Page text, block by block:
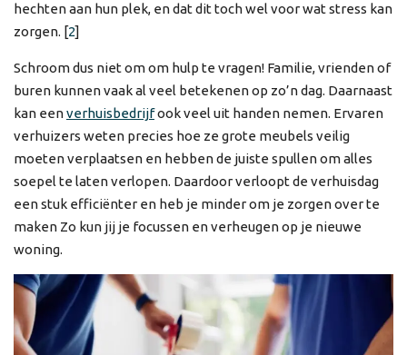
hechten aan hun plek, en dat dit toch wel voor wat stress kan
zorgen. [2]
Schroom dus niet om om hulp te vragen! Familie, vrienden of
buren kunnen vaak al veel betekenen op zo’n dag. Daarnaast
kan eenverhuisbedrijfook veel uit handen nemen. Ervaren
verhuizers weten precies hoe ze grote meubels veilig
moeten verplaatsen en hebben de juiste spullen om alles
soepel te laten verlopen. Daardoor verloopt de verhuisdag
een stuk efficiënter en heb je minder om je zorgen over te
maken Zo kun jij je focussen en verheugen op je nieuwe
woning.